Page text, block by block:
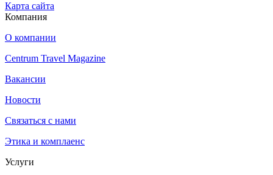
Карта сайта
Компания
О компании
Centrum Travel Magazine
Вакансии
Новости
Связаться с нами
Этика и комплаенс
Услуги